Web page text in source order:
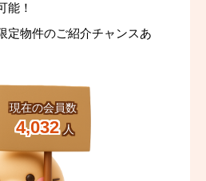
現在の会員数
4,032 人
能！
定物件のご紹介チャンスあ